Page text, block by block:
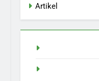
Artikel